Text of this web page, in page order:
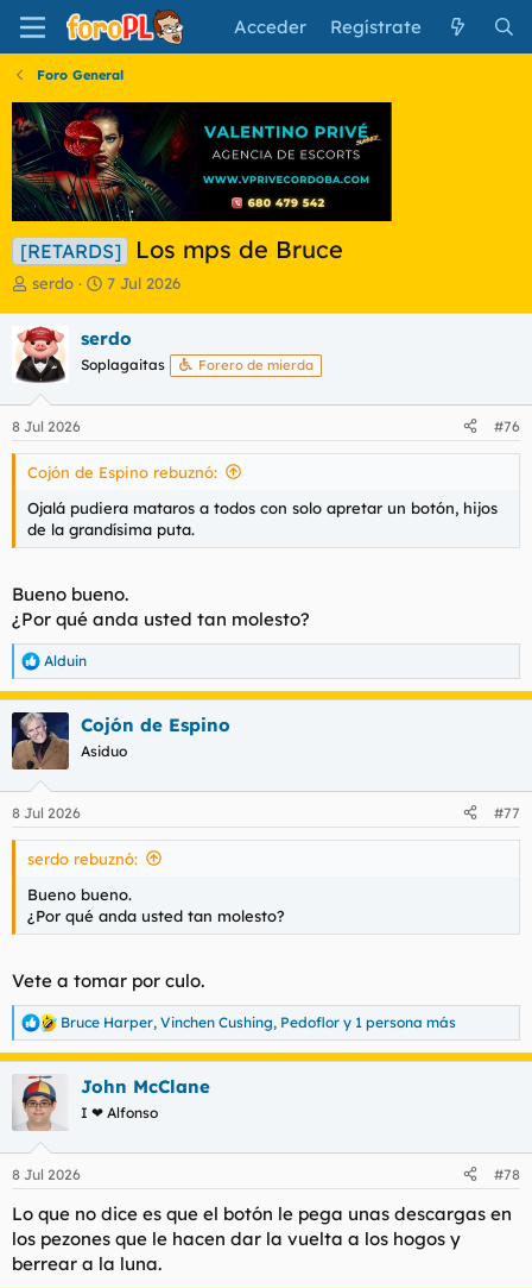
Acceder Regístrate
Foro General
[RETARDS] Los mps de Bruce
I
i
c
i
a
d
o
r
d
l
t
a
serdo
F
h
a
e
n
i
i
o
7 Jul 2026
serdo
Soplagaitas Forero de mierda
8 Jul 2026 #76
Cojón de Espino rebuznó:
Ojalá pudiera mataros a todos con solo apretar un botón, hijos
de la grandísima puta.
Bueno bueno.
¿Por qué anda usted tan molesto?
R
e
a
c
c
i
e
s
Alduin
Cojón de Espino
Asiduo
8 Jul 2026 #77
serdo rebuznó:
Bueno bueno.
¿Por qué anda usted tan molesto?
Vete a tomar por culo.
R
e
a
c
c
e
:
Bruce Harper, Vinchen Cushing, Pedoflor y 1 persona más
John McClane
I ❤ Alfonso
8 Jul 2026 #78
Lo que no dice es que el botón le pega unas descargas en
los pezones que le hacen dar la vuelta a los hogos y
berrear a la luna.